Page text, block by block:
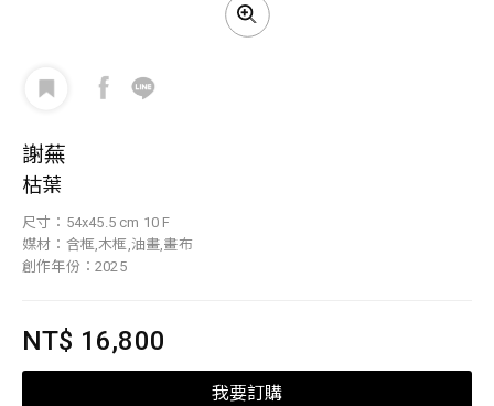
謝蕪
枯葉
尺寸：54x45.5 cm 10 F
媒材：含框,木框,油畫,畫布
創作年份：2025
NT$ 16,800
我要訂購